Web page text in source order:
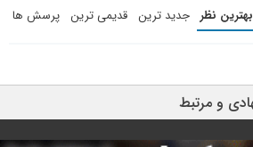
بهترین نظر جدید ترین قدیمی ترین پرسش ها
و مرتبط